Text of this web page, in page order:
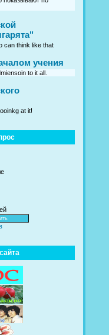
can think like that
учения
to it all.
at it!